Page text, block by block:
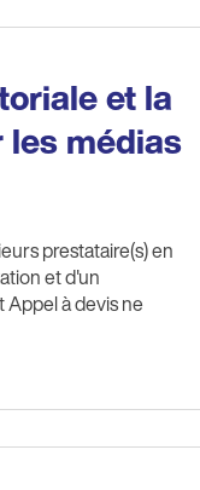
et la
médias
prestataire(s) en
et d'un
Appel à devis ne